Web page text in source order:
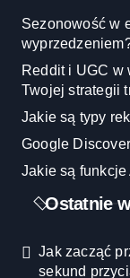
Sezonowość w
Reddit i UGC w
Twojej strategii
Jakie są typy
Google
Jakie są funkcje
Ostatnie
Jak zacząć
sekund